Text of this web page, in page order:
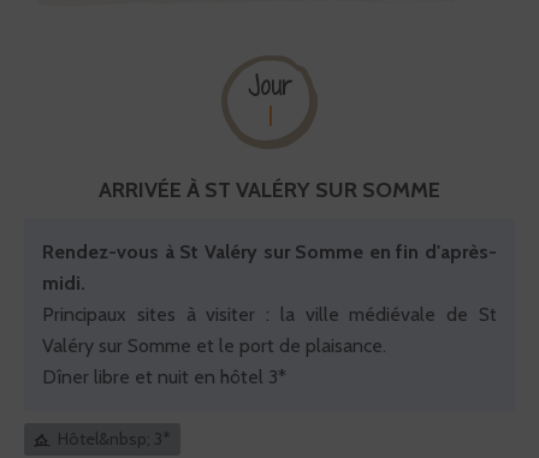
Jour
1
ARRIVÉE À ST VALÉRY SUR SOMME
Rendez-vous à St Valéry sur Somme en fin d'après-
midi.
Principaux sites à visiter : la ville médiévale de St
Valéry sur Somme et le port de plaisance.
Dîner libre et nuit en hôtel 3*
Hôtel&nbsp; 3*